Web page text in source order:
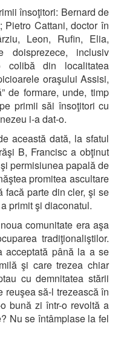
însoţitori: Bernard de
Pietro Cattani, doctor în
Leon, Rufin, Elia,
inclusiv
colibă din localitatea
oraşului Assisi,
de formare, unde, timp
primii săi însoţitori cu
i-a dat-o.
această dată, la sfatul
B, Francisc a obţinut
permisiunea papală de
promitea ascultare
facă parte din cler, şi se
primit şi diaconatul.
comunitate era aşa
tradiţionaliştilor.
acceptată până la a se
şi care trezea chiar
cu demnitatea stării
reuşea să-l trezească în
bună zi într-o revoltă a
Nu se întâmplase la fel